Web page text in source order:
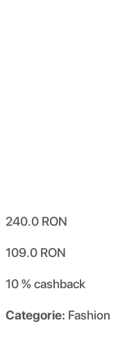
240.0 RON
109.0 RON
10 %cashback
Categorie: Fashion